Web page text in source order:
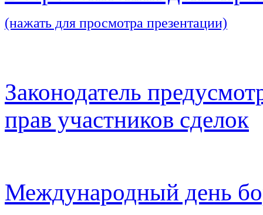
(нажать для просмотра презентации)
Законодатель
прав участников сделок
Международный день